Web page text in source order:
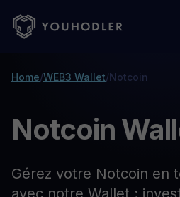
Home/WEB3 Wallet/Notcoin
Notcoin
Gérez votre Notcoin en
avec notre Wallet :